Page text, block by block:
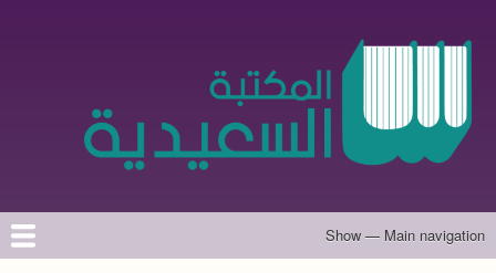
الرئيسي
Main
Show — Main navigation